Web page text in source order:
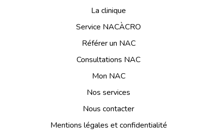
La clinique
Service NACÀCRO
Référer un NAC
Consultations NAC
Mon NAC
Nos services
Nous contacter
Mentions légales et confidentialité